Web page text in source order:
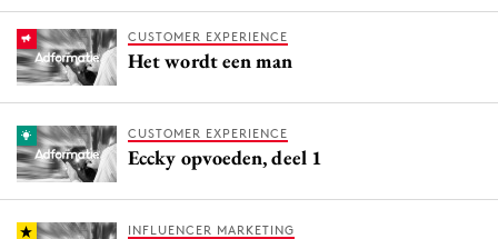
CUSTOMER EXPERIENCE
Het wordt een man
CUSTOMER EXPERIENCE
Eccky opvoeden, deel 1
INFLUENCER MARKETING